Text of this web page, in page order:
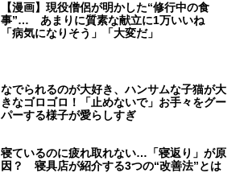
【漫画】現役僧侶が明かした“修行中の食
事”… あまりに質素な献立に1万いいね
「病気になりそう」「大変だ」
なでられるのが大好き、ハンサムな子猫が大
きなゴロゴロ！「止めないで」お手々をグー
パーする様子が愛らしすぎ
寝ているのに疲れ取れない…「寝返り」が原
因？ 寝具店が紹介する3つの“改善法”とは